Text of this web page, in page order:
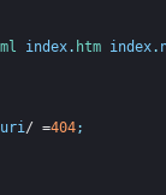
index. htm index.
uri/ =404;